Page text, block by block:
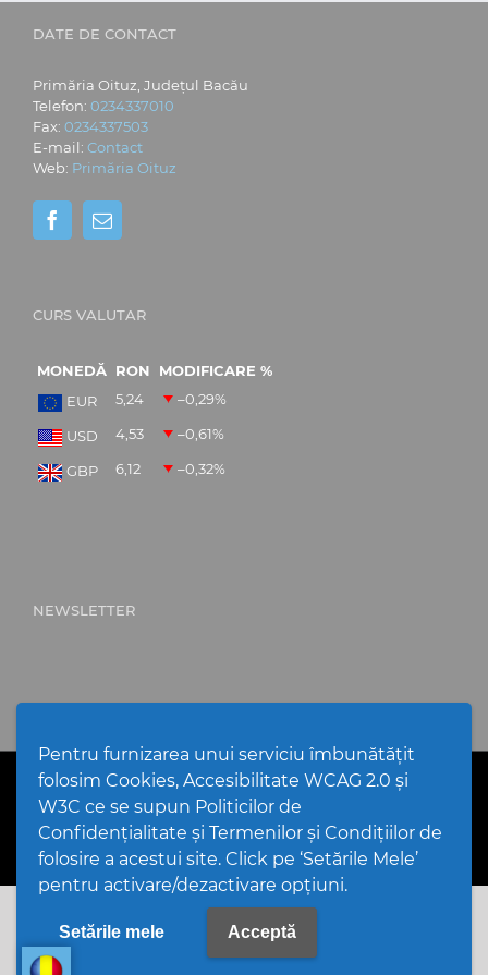
Pentru furnizarea unui serviciu îmbunătățit
folosim Cookies, Accesibilitate WCAG 2.0 și
W3C ce se supun Politicilor de
Confidențialitate și Termenilor și Condițiilor de
folosire a acestui site. Click pe ‘Setările Mele’
pentru activare/dezactivare opțiuni.
Setările mele Acceptă
DATE DE CONTACT
Primăria Oituz, Județul Bacău
Telefon: 0234337010
Fax: 0234337503
E-mail: Contact
Web: Primăria Oituz
CURS VALUTAR
MONEDĂ RON
MODIFICARE %
EUR
5,24 –0,29%
USD 4,53 –0,61%
GBP 6,12 –0,32%
NEWSLETTER
PPW @2026 |Hartă Website|Setări Cookies și Accesibilitate
Politică de utilizare Cookies|Politică de confidențialitate
Termeni și condiții de utilizare a site-ului